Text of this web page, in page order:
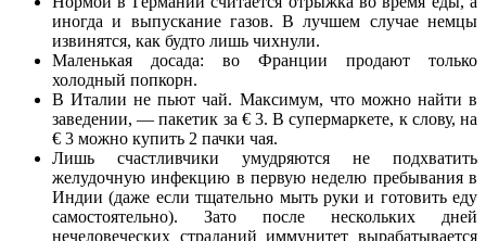
иногда и выпускание газов. В лучшем случае немцы
извинятся, как будто лишь чихнули.
Маленькая досада: во Франции продают только
холодный попкорн.
В Италии не пьют чай. Максимум, что можно найти в
заведении, — пакетик за € 3. В супермаркете, к слову, на
€ 3 можно купить 2 пачки чая.
Лишь счастливчики умудряются не подхватить
желудочную инфекцию в первую неделю пребывания в
Индии (даже если тщательно мыть руки и готовить еду
самостоятельно). Зато после нескольких дней
нечеловеческих страданий иммунитет вырабатывается